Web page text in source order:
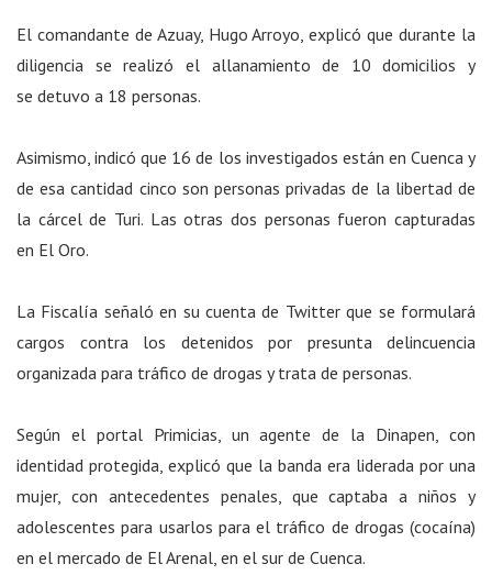
El comandante de Azuay, Hugo Arroyo, explicó que durante la
diligencia se realizó el allanamiento de 10 domicilios y
se detuvo a 18 personas.
Asimismo, indicó que 16 de los investigados están en Cuenca y
de esa cantidad cinco son personas privadas de la libertad de
la cárcel de Turi. Las otras dos personas fueron capturadas
en El Oro.
La Fiscalía señaló en su cuenta de Twitter que se formulará
cargos contra los detenidos por presunta delincuencia
organizada para tráfico de drogas y trata de personas.
Según el portal Primicias, un agente de la Dinapen, con
identidad protegida, explicó que la banda era liderada por una
mujer, con antecedentes penales, que captaba a niños y
adolescentes para usarlos para el tráfico de drogas (cocaína)
en el mercado de El Arenal, en el sur de Cuenca.